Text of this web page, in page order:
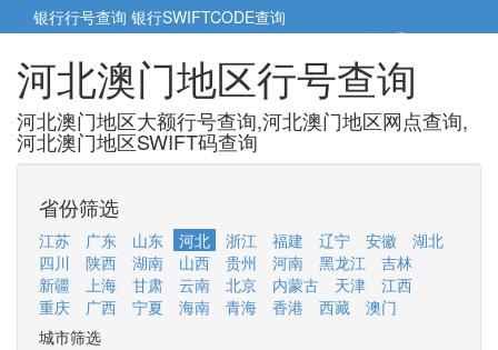
银行行号查询 银行SWIFTCODE查询
5cm小帮手5cm.cn
河北澳门地区行号查询
河北澳门地区大额行号查询,河北澳门地区网点查询,
河北澳门地区SWIFT码查询
省份筛选
江苏 广东 山东 河北 浙江 福建 辽宁 安徽
湖北
四川
陕西 湖南 山西 贵州 河南 黑龙江
吉林
新疆
上海 甘肃 云南 北京 内蒙古 天津
江西
重庆
广西 宁夏 海南 青海 香港 西藏
澳门
城市筛选